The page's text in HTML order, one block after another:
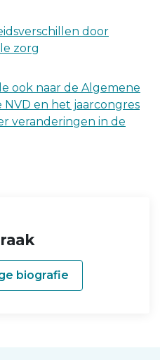
door
zorg
ook naar de Algemene
en het jaarcongres
veranderingen in de
biografie